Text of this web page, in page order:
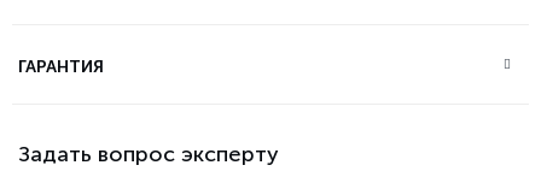
Задать вопрос эксперту
ГАРАНТИЯ